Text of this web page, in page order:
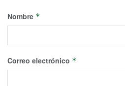
Nombre *
Correo electrónico *